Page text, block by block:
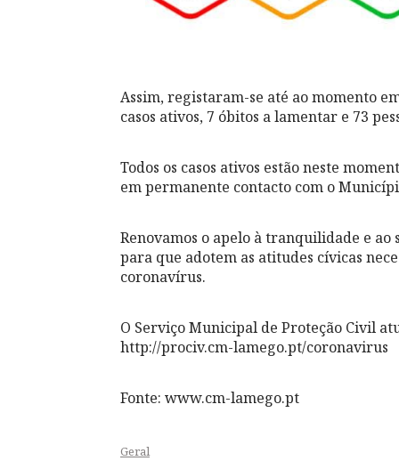
Assim, registaram-se até ao momento
casos ativos, 7 óbitos a lamentar e 73
Todos os casos ativos estão neste
em permanente contacto com o
Renovamos o apelo à tranquilidade e
para que adotem as atitudes cívicas
coronavírus.
O Serviço Municipal de Proteção Civil
http://prociv.cm-lamego.pt/coronavirus
Fonte: www.cm-lamego.pt
Geral